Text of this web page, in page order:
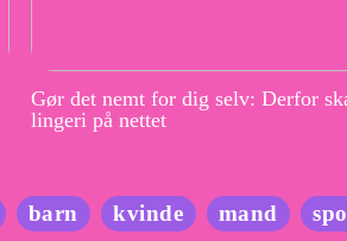
Gør det nemt for dig selv: Derfor
lingeri på nettet
barn kvinde mand